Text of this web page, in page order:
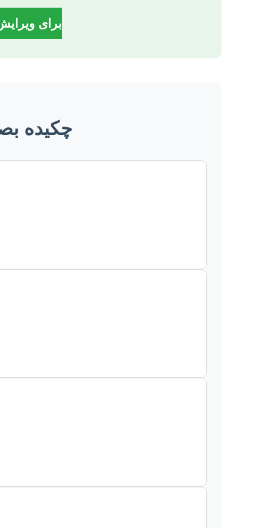
برای
چکیده